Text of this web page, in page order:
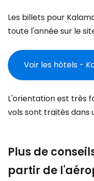
Les billets pour
toute l'année sur le
Voir les hôtels -
L'orientation est très
vols sont traités dans
Plus de
partir de